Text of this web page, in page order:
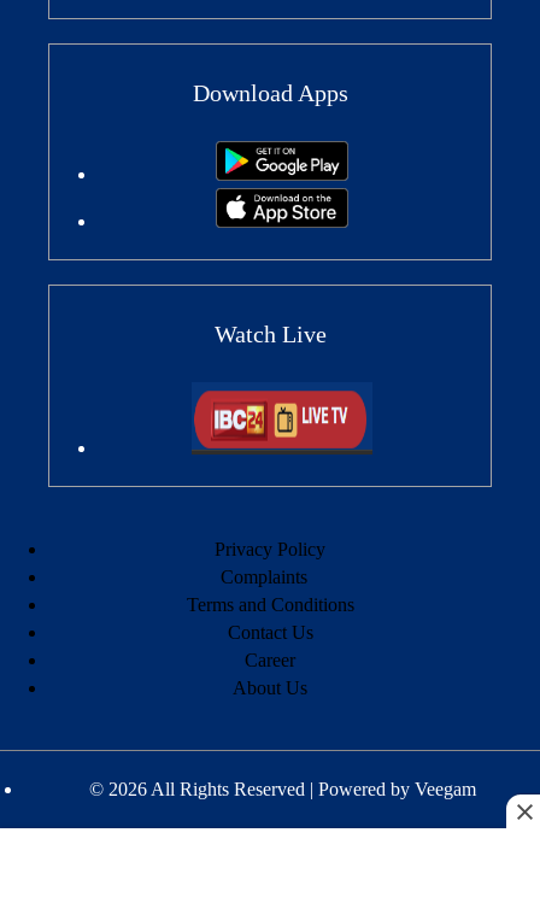
Download Apps
Watch Live
Privacy Policy
Complaints
Terms and Conditions
Contact Us
Career
About Us
© 2026 All Rights Reserved | Powered by Veegam